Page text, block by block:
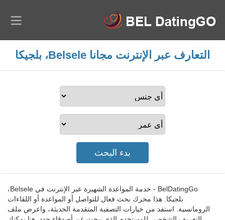
التعارف عبر الإنترنت مجانا Belsele، بلجيكا
BelDatingGo - خدمة المواعدة الشهيرة عبر الإنترنت في Belsele،
بلجيكا. هذا محرك بحث فعال للتواصل أو المواعدة أو اللقاءات
الرومانسية. استفد من خيارات التصفية المتقدمة الحديثة، واعرض ملف